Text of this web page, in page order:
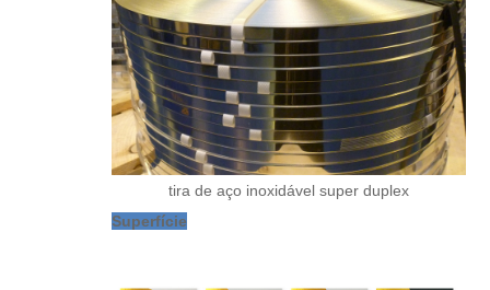
tira de aço inoxidável super duplex
Superfície